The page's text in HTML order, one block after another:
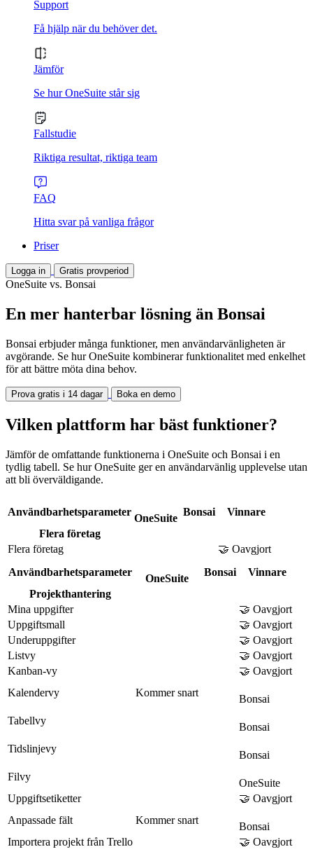
Support
Få hjälp när du behöver det.
Jämför
Se hur OneSuite står sig
Fallstudie
Riktiga resultat, riktiga team
FAQ
Hitta svar på vanliga frågor
Priser
Logga in Gratis provperiod
OneSuite vs. Bonsai
En mer hanterbar lösning än Bonsai
Bonsai erbjuder många funktioner, men användarvänligheten är
avgörande. Se hur OneSuite kombinerar funktionalitet med enkelhet
för att bättre möta dina behov.
Prova gratis i 14 dagar Boka en demo
Vilken plattform har bäst funktioner?
Jämför de omfattande funktionerna i OneSuite och Bonsai i en
tydlig tabell. Se hur OneSuite ger en användarvänlig upplevelse utan
att bli överväldigande.
Användbarhetsparameter
OneSuite
Bonsai
Vinnare
Flera företag
Flera företag
🤝 Oavgjort
Användbarhetsparameter
OneSuite
Bonsai
Vinnare
Projekthantering
Mina uppgifter
🤝 Oavgjort
Uppgiftsmall
🤝 Oavgjort
Underuppgifter
🤝 Oavgjort
Listvy
🤝 Oavgjort
Kanban-vy
🤝 Oavgjort
Kalendervy
Kommer snart
Bonsai
Tabellvy
Bonsai
Tidslinjevy
Bonsai
Filvy
OneSuite
Uppgiftsetiketter
🤝 Oavgjort
Anpassade fält
Kommer snart
Bonsai
Importera projekt från Trello
🤝 Oavgjort